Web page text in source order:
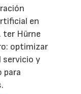
en
ter Hürne
optimizar
servicio y
para